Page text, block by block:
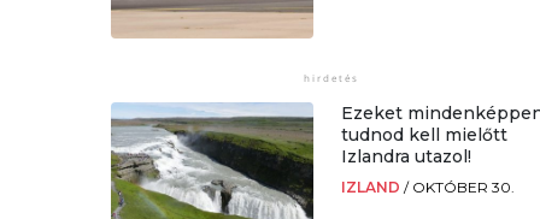
Ezeket
tudnod kell mielőtt
Izlandra utazol!
IZLAND/ OKTÓBER 30.